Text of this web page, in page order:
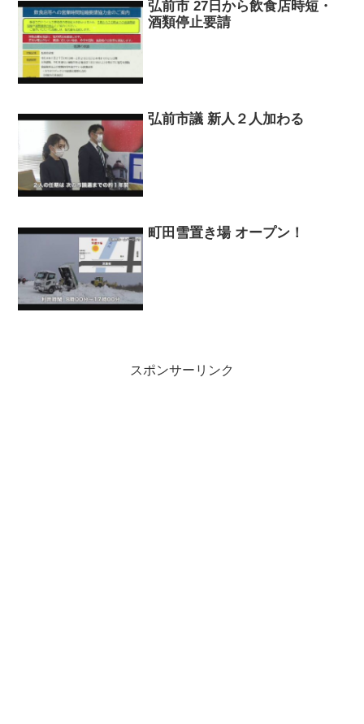
弘前市 27日から飲食店時短・
酒類停止要請
弘前市議 新人２人加わる
町田雪置き場 オープン！
スポンサーリンク